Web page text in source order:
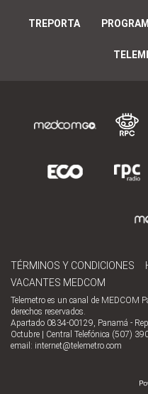
TREPORTA
TÉRMINOS Y CONDICIONES
VACANTES MEDCOM
Telemetro es un canal de MEDCOM
derechos reservados.
Apartado 0834-00129, Panamá -
Octubre | Central Telefónica (507)
email: internet@telemetro.com